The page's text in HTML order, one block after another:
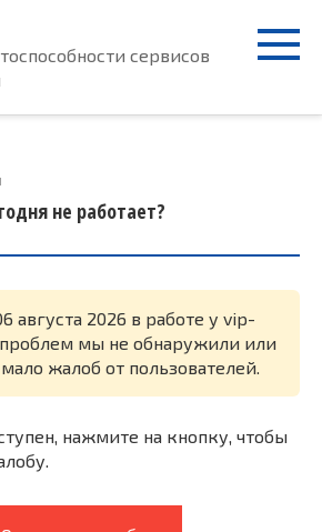
сервисов
не работает?
августа 2026 в работе у vip-
мы не обнаружили или
жалоб от пользователей.
нажмите на кнопку, чтобы